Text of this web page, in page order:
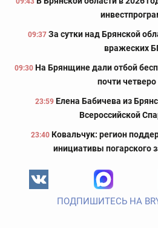
09:37 За сутки над Брянской
вражеских
09:30 На Брянщине дали отбой
почти четверо
23:59 Елена Бабичева из
Всероссийской
23:40 Ковальчук: регион
инициативы погарского
ПОДПИШИТЕСЬ НА